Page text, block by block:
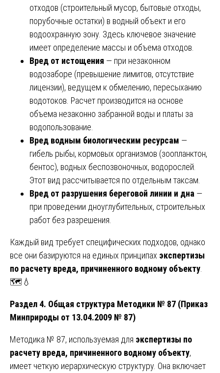
отходов (строительный мусор, бытовые отходы,
порубочные остатки) в водный объект и его
водоохранную зону. Здесь ключевое значение
имеет определение массы и объема отходов.
Вред от истощения — при незаконном
водозаборе (превышение лимитов, отсутствие
лицензии), ведущем к обмелению, пересыханию
водотоков. Расчет производится на основе
объема незаконно забранной воды и платы за
водопользование.
Вред водным биологическим ресурсам —
гибель рыбы, кормовых организмов (зоопланктон,
бентос), водных беспозвоночных, водорослей.
Этот вид рассчитывается по отдельным таксам.
Вред от разрушения береговой линии и дна —
при проведении дноуглубительных, строительных
работ без разрешения.
Каждый вид требует специфических подходов, однако
все они базируются на единых принципах экспертизы
по расчету вреда, причиненного водному объекту
🗺️💧
Раздел 4. Общая структура Методики № 87 (Приказ
Минприроды от 13.04.2009 № 87)
Методика № 87, используемая для экспертизы по
расчету вреда, причиненного водному объекту,
имеет четкую иерархическую структуру. Она включает